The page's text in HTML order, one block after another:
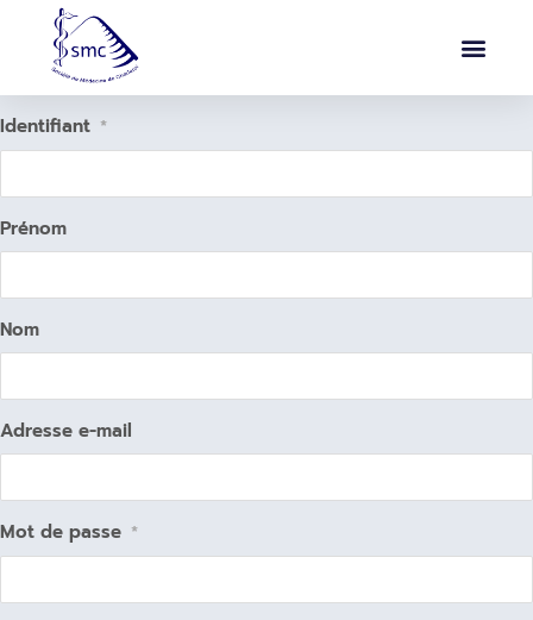
Identifiant *
Prénom
Nom
Adresse e-mail
Mot de passe *